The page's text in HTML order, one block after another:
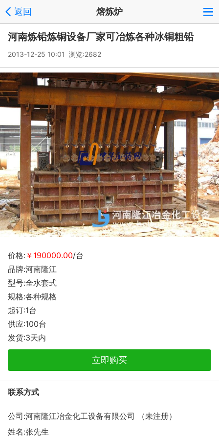
返回 熔炼炉
河南炼铅炼铜设备厂家可冶炼各种冰铜粗铅
2013-12-25 10:01 浏览:2682
价格: ￥190000.00/台
品牌:河南隆江
型号:全水套式
规格:各种规格
起订:1台
供应:100台
发货:3天内
立即购买
联系方式
公司:河南隆江冶金化工设备有限公司 （未注册）
姓名:张先生